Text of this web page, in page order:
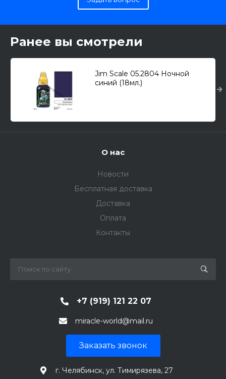
Ранее вы смотрели
Jim Scale 05.2804 Ночной
синий (18мл.)
О нас
Новости
Бесплатная доставка
Доставка
Оплата
Контакты
+7 (919) 121 22 07
miracle-world@mail.ru
Заказать звонок
г. Челябинск, ул. Тимирязева, 27